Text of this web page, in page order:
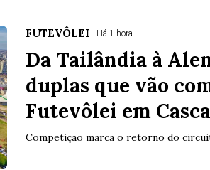
FUTEVÔLEI Há 1 hora
Da Tailândia à
duplas que vão
Futevôlei em
Competição marca o retorno do